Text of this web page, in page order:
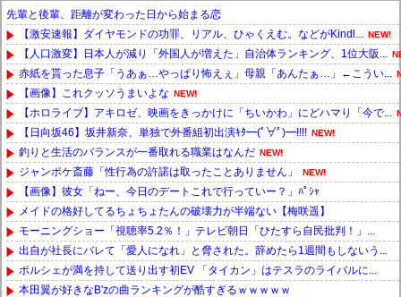
先輩と後輩、距離が変わった日から始まる恋
【激安速報】ダイヤモンドの功罪、リアル、ひゃくえむ。などがKindl... NEW!
【人口激変】日本人が減り「外国人が増えた」自治体ランキング、1位大阪...
赤紙を貰った息子「うあぁ…やっぱり怖えぇ」母親「あんたぁ…」←こうい...
【画像】これクッソうまいよな NEW!
【ホロライブ】アキロゼ、映画をきっかけに「ちいかわ」にどハマり「今で...
【日向坂46】坂井新奈、単独で外番組初出演ｷﾀ━(ﾟ∀ﾟ)━!!!! NEW!
釣りと生活のバランスが一番取れる職業はなんだ NEW!
ジャンポケ斎藤「性行為の許諾は取ったことありません」 NEW!
【画像】彼女「ねー、今日のデートこれで行っていー？」ﾊﾟｼｬ
メイドの格好してるちょちょたんの破壊力が半端ない【梅咲遥】
モーニングショー「視聴率5.2％！」テレビ朝日「ひたすら自民批判！」...
出自が社長にバレて「愛人になれ」と脅された。辞めたら1週間もしないう...
ポルシェが満を持して送り出す初EV 「タイカン」はテスラのライバルに...
本田翼が好きなB'zの曲ランキングが酷すぎるｗｗｗｗｗ